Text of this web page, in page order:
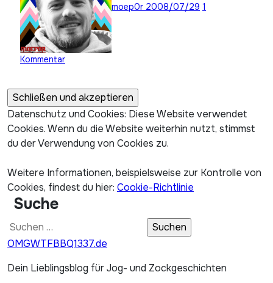
moep0r 2008/07/29 1
Kommentar
Datenschutz und Cookies: Diese Website verwendet
Cookies. Wenn du die Website weiterhin nutzt, stimmst
du der Verwendung von Cookies zu.
Weitere Informationen, beispielsweise zur Kontrolle von
Cookies, findest du hier: Cookie-Richtlinie
Suche
Suchen
nach:
OMGWTFBBQ1337.de
Dein Lieblingsblog für Jog- und Zockgeschichten